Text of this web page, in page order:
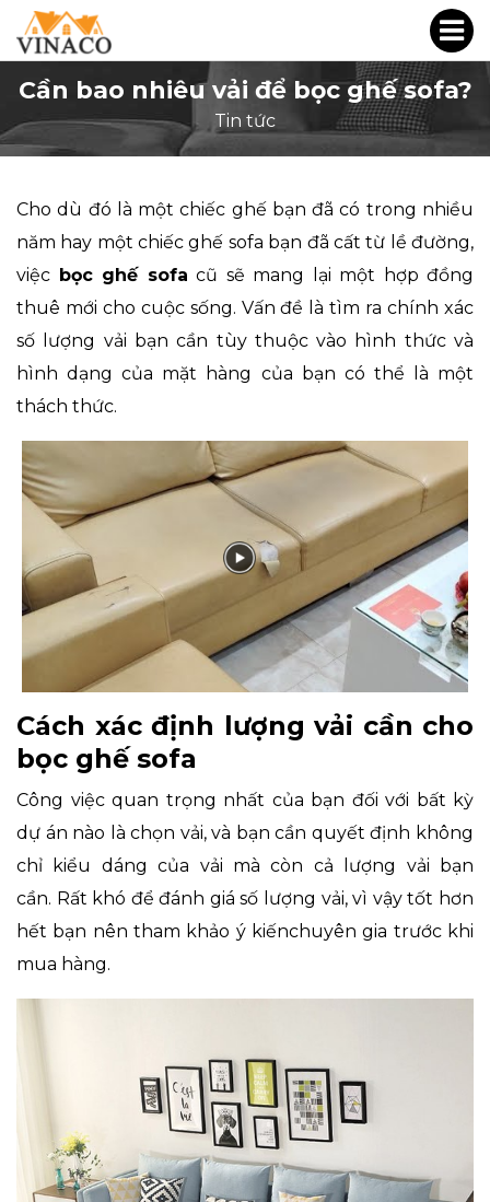
Cần bao nhiêu vải để bọc ghế sofa?
Tin tức
Cho dù đó là một chiếc ghế bạn đã có trong nhiều
năm hay một chiếc ghế sofa bạn đã cất từ ​​lề đường,
việc bọc ghế sofa cũ sẽ mang lại một hợp đồng
thuê mới cho cuộc sống. Vấn đề là tìm ra chính xác
số lượng vải bạn cần tùy thuộc vào hình thức và
hình dạng của mặt hàng của bạn có thể là một
thách thức.
Cách xác định lượng vải cần cho
bọc ghế sofa
Công việc quan trọng nhất của bạn đối với bất kỳ
dự án nào là chọn vải, và bạn cần quyết định không
chỉ kiểu dáng của vải mà còn cả lượng vải bạn
cần. Rất khó để đánh giá số lượng vải, vì vậy tốt hơn
hết bạn nên tham khảo ý kiến​​chuyên gia trước khi
mua hàng.